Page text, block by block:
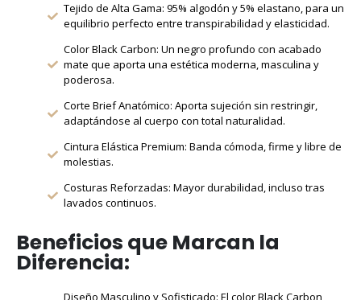
Tejido de Alta Gama: 95% algodón y 5% elastano, para un
equilibrio perfecto entre transpirabilidad y elasticidad.
Color Black Carbon: Un negro profundo con acabado
mate que aporta una estética moderna, masculina y
poderosa.
Corte Brief Anatómico: Aporta sujeción sin restringir,
adaptándose al cuerpo con total naturalidad.
Cintura Elástica Premium: Banda cómoda, firme y libre de
molestias.
Costuras Reforzadas: Mayor durabilidad, incluso tras
lavados continuos.
Beneficios que Marcan la
Diferencia:
Diseño Masculino y Sofisticado: El color Black Carbon